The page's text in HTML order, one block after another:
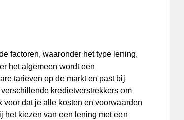
factoren, waaronder het type lening,
het algemeen wordt een
tarieven op de markt en past bij
kredietverstrekkers om
dat je alle kosten en voorwaarden
kiezen van een lening met een